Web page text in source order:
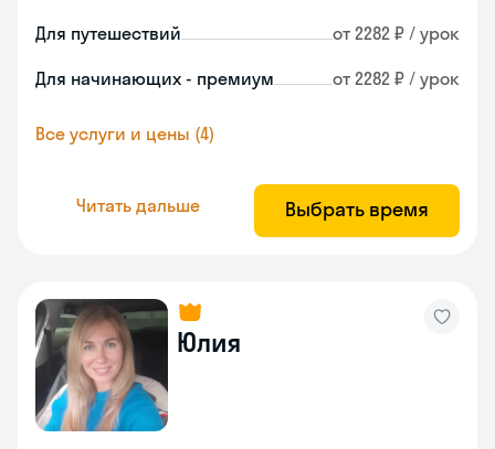
Для путешествий от 2282 ₽ / урок
Для начинающих - премиум от 2282 ₽ / урок
Все услуги и цены (4)
Читать дальше Выбрать время
Юлия